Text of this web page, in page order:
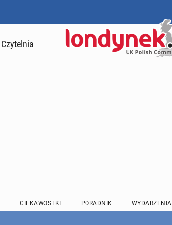
Czytelnia
CIEKAWOSTKI PORADNIK WYDARZENIA